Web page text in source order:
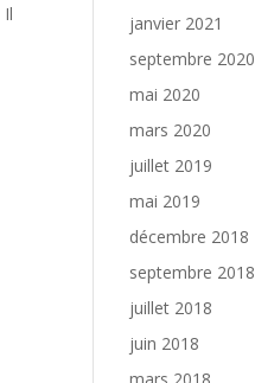
janvier 2021
septembre 2020
mai 2020
mars 2020
juillet 2019
mai 2019
décembre 2018
septembre 2018
juillet 2018
juin 2018